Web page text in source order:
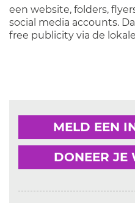
een website, folders,
social media accounts.
free publicity via de
MELD EEN
DONEER JE